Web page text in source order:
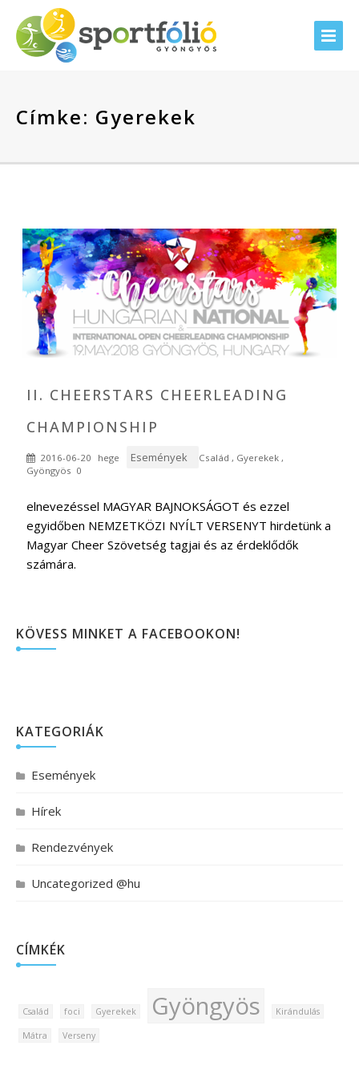
Címke: Gyerekek
II. CHEERSTARS CHEERLEADING
CHAMPIONSHIP
2016-06-20 hege Események Család , Gyerekek ,
Gyöngyös 0
elnevezéssel MAGYAR BAJNOKSÁGOT és ezzel
egyidőben NEMZETKÖZI NYÍLT VERSENYT hirdetünk a
Magyar Cheer Szövetség tagjai és az érdeklődők
számára.
KÖVESS MINKET A FACEBOOKON!
KATEGORIÁK
Események
Hírek
Rendezvények
Uncategorized @hu
CÍMKÉK
Család foci Gyerekek Gyöngyös Kirándulás
Mátra Verseny